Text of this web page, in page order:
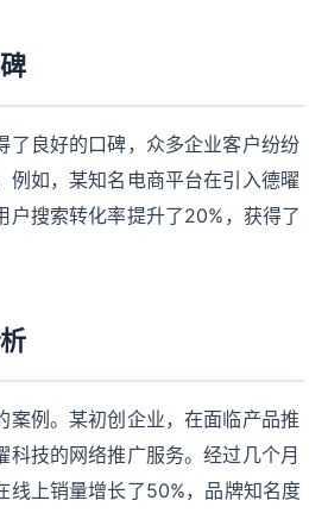
了良好的口碑，众多企业客户纷纷
例如，某知名电商平台在引入德曜
户搜索转化率提升了20%，获得了
案例。某初创企业，在面临产品推
科技的网络推广服务。经过几个月
线上销量增长了50%，品牌知名度